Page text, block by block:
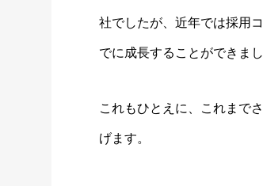
社でしたが、近年では採用
でに成長することができまし
これもひとえに、これまで
げます。